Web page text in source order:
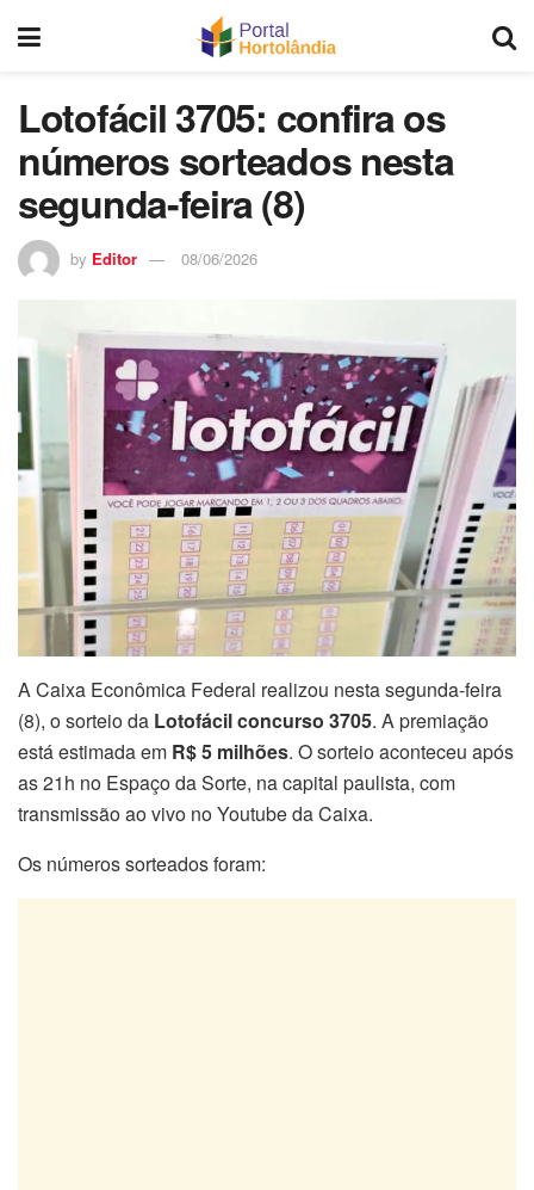
Lotofácil 3705: confira os
números sorteados nesta
segunda-feira (8)
by Editor 08/06/2026
A Caixa Econômica Federal realizou nesta segunda-feira
(8), o sorteio da Lotofácil concurso 3705. A premiação
está estimada em R$ 5 milhões. O sorteio aconteceu após
as 21h no Espaço da Sorte, na capital paulista, com
transmissão ao vivo no Youtube da Caixa.
Os números sorteados foram: